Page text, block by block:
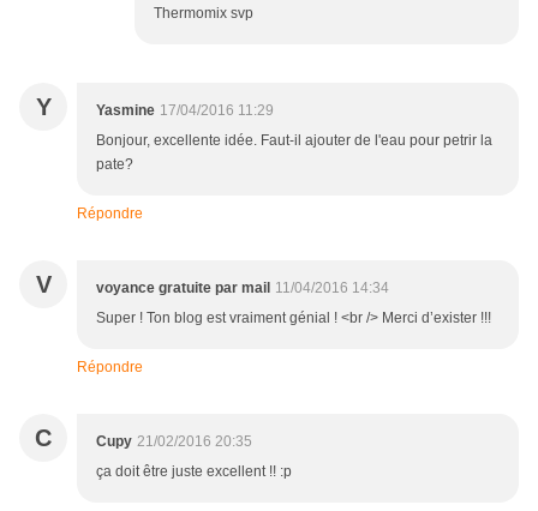
Thermomix svp
Y Yasmine 17/04/2016 11:29
Bonjour, excellente idée. Faut-il ajouter de l'eau pour petrir la
pate?
Répondre
V voyance gratuite par mail 11/04/2016 14:34
Super ! Ton blog est vraiment génial ! <br /> Merci d’exister !!!
Répondre
C Cupy 21/02/2016 20:35
ça doit être juste excellent !! :p